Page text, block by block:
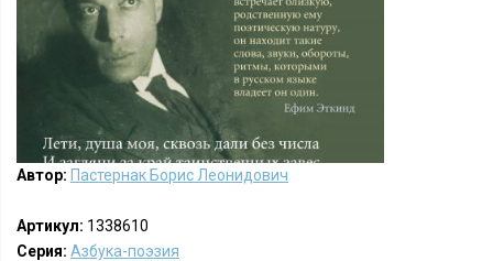
Автор: Пастернак Борис Леонидович
Артикул: 1338610
Серия: Азбука-поэзия